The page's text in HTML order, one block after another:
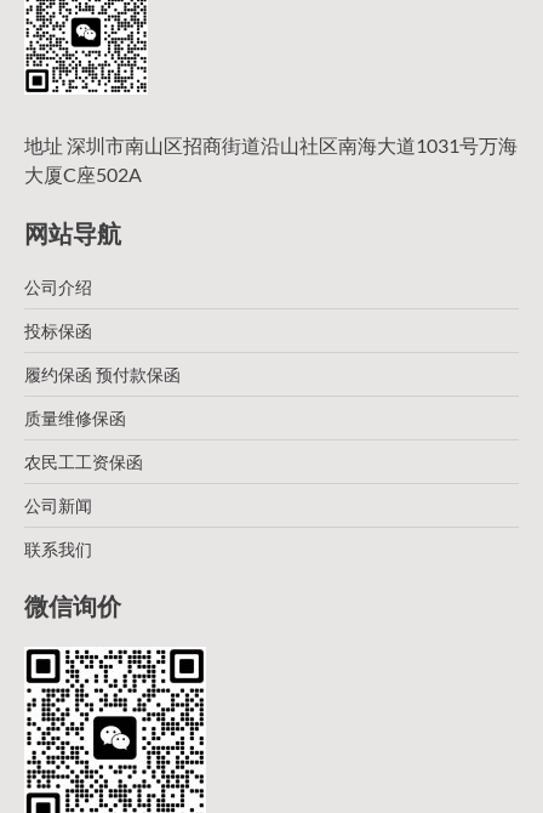
地址 深圳市南山区招商街道沿山社区南海大道1031号万海
大厦C座502A
网站导航
公司介绍
投标保函
履约保函 预付款保函
质量维修保函
农民工工资保函
公司新闻
联系我们
微信询价